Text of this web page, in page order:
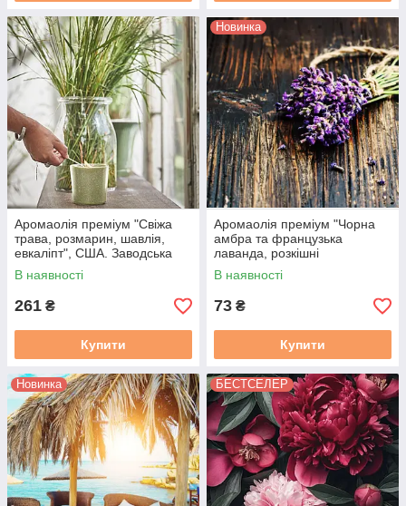
Аромаолія преміум "Свіжа
трава, розмарин, шавлія,
евкаліпт", США. Заводська
уп. 28 г, "Rosemary Sage". CS
В наявності
261 ₴
Купити
Новинка
Аромаолія преміум "Чорна
амбра та французька
лаванда, розкішні
смолянисті, трави", США, 10-
100 г, "Black Amber &
В наявності
73 ₴
Купити
Новинка БЕСТСЕЛЕР